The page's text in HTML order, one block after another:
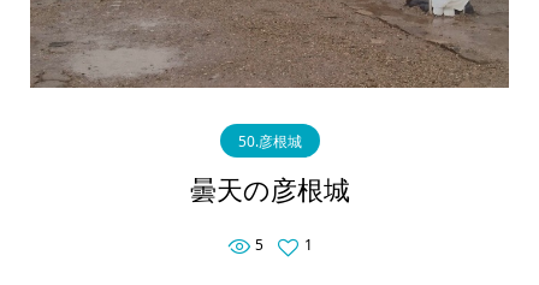
50.彦根城
曇天の彦根城
5 1